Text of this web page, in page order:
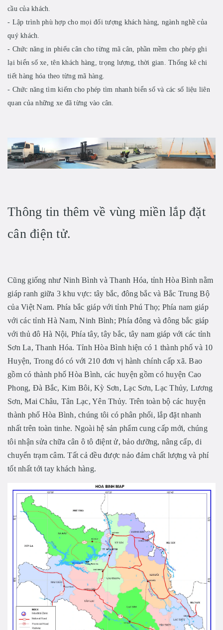
cầu của khách.
- Lập trình phù hợp cho mọi đối tượng khách hàng, ngành nghề của
quý khách.
- Chức năng in phiếu cân cho từng mã cân, phần mềm cho phép ghi
lại biển số xe, tên khách hàng, trọng lượng, thời gian. Thống kê chi
tiết hàng hóa theo từng mã hàng.
- Chức năng tìm kiếm cho phép tìm nhanh biển số và các số liệu liên
quan của những xe đã từng vào cân.
Thông tin thêm về vùng miền lắp đặt
cân điện tử.
Cũng giống như Ninh Bình và Thanh Hóa, tỉnh Hòa Bình nằm
giáp ranh giữa 3 khu vực: tây bắc, đông bắc và Bắc Trung Bộ
của Việt Nam. Phía bắc giáp với tỉnh Phú Thọ; Phía nam giáp
với các tỉnh Hà Nam, Ninh Bình; Phía đông và đông bắc giáp
với thủ đô Hà Nội, Phía tây, tây bắc, tây nam giáp với các tỉnh
Sơn La, Thanh Hóa. Tỉnh Hòa Bình hiện có 1 thành phố và 10
Huyện, Trong đó có với 210 đơn vị hành chính cấp xã. Bao
gồm có thành phố Hòa Bình, các huyện gồm có huyện Cao
Phong, Đà Bắc, Kim Bôi, Kỳ Sơn, Lạc Sơn, Lạc Thủy, Lương
Sơn, Mai Châu, Tân Lạc, Yên Thủy. Trên toàn bộ các huyện
thành phố Hòa Bình, chúng tôi có phân phối, lắp đặt nhanh
nhất trên toàn tinhe. Ngoài hệ sản phẩm cung cấp mới, chúng
tôi nhận sửa chữa cân ô tô điệnt ử, bảo dưỡng, nâng cấp, di
chuyển trạm câm. Tất cả đều được nảo đảm chất lượng và phí
tốt nhất tới tay khách hàng.